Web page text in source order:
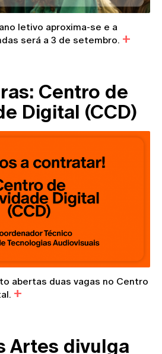
letivo aproxima-se e a
será a 3 de setembro.
Centro de
Digital (CCD)
abertas duas vagas no Centro
Artes divulga